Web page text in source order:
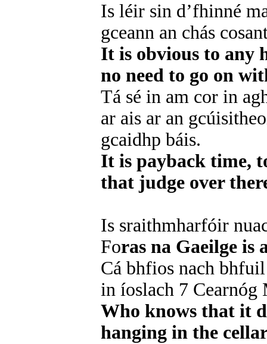
Is léir sin d’fhinné
gceann an chás
It is obvious to any
no need to go on
Tá sé in am cor in
ar ais ar an
gcaidhp báis.
It is payback time,
that judge over
Is sraithmharfóir
Foras na Gaeilge is
Cá bhfios nach
in íoslach 7 Cearnóg
Who knows that it
hanging in the